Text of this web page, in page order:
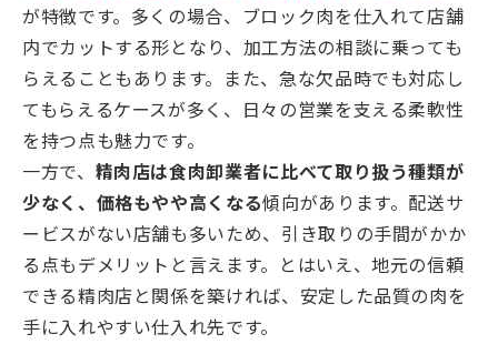
が特徴です。多くの場合、ブロック肉を仕入れて店舗
内でカットする形となり、加工方法の相談に乗っても
らえることもあります。また、急な欠品時でも対応し
てもらえるケースが多く、日々の営業を支える柔軟性
を持つ点も魅力です。
一方で、 精肉店は食肉卸業者に比べて取り扱う種類が
少なく、価格もやや高くなる傾向があります。配送サ
ービスがない店舗も多いため、引き取りの手間がかか
る点もデメリットと言えます。とはいえ、地元の信頼
できる精肉店と関係を築ければ、安定した品質の肉を
手に入れやすい仕入れ先です。